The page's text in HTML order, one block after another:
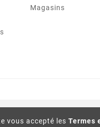
vous accepté les Termes
Magasins